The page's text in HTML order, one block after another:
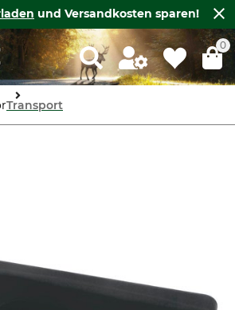
und Versandkosten sparen!
0
Transport